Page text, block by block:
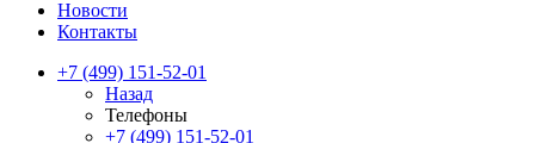
Новости
Контакты
+7 (499) 151-52-01
Назад
Телефоны
+7 (499) 151-52-01